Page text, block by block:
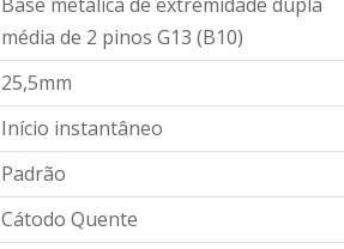
média de 2 pinos G13 (B10)
25,5mm
Início instantâneo
Padrão
Cátodo Quente